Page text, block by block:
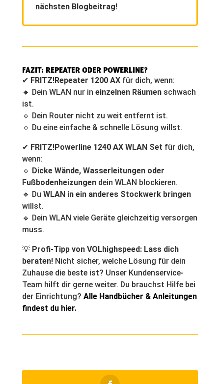
nächsten Blogbeitrag!
FAZIT: REPEATER ODER POWERLINE?
✔ FRITZ!Repeater 1200 AXfür dich, wenn:
🔹 Dein WLAN nur in einzelnen Räumenschwach
ist.
🔹 Dein Router nicht zu weit entfernt ist.
🔹 Du eine einfache & schnelle Lösung willst.
✔ FRITZ!Powerline 1240 AX WLAN Set für dich,
wenn:
🔹 Dicke Wände, Wasserleitungen oder
Fußbodenheizungendein WLAN blockieren.
🔹 Du WLAN in ein anderes Stockwerk bringen
willst.
🔹 Dein WLAN viele Geräte gleichzeitig versorgen
muss.
💡 Profi-Tipp von VOLhighspeed: Lass dich
beraten!Nicht sicher, welche Lösung für dein
Zuhause die beste ist? Unser Kundenservice-
Team hilft dir gerne weiter. Du brauchst Hilfe bei
der Einrichtung? Alle Handbücher & Anleitungen
findest du hier.